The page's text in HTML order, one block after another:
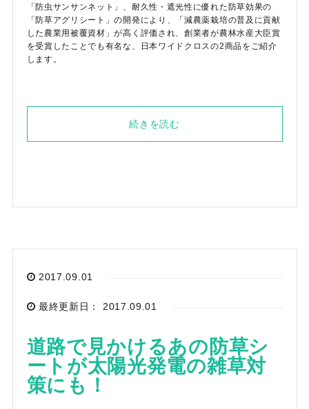
「防虫サンサンネット」、耐久性・遮光性に優れた防草効果の
「防草アグリシート」の開発により、「減農薬栽培の普及に貢献
した農業用被覆資材」が高く評価され、創業者が農林水産大臣賞
を受賞したことでも有名な、日本ワイドクロスの2商品をご紹介
します。
続きを読む
2017.09.01
最終更新日： 2017.09.01
道路で見かけるあの防草シ
ートが太陽光発電の雑草対
策にも！